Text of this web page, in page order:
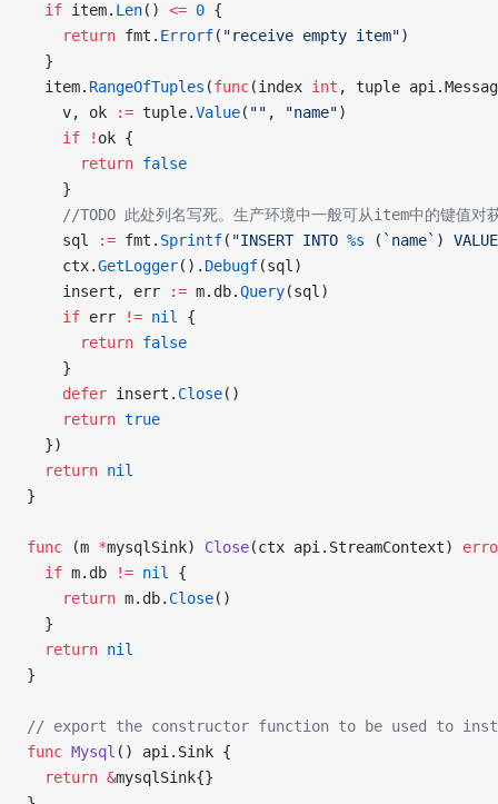
  if
item. Len() <= 0 {
    return
fmt. Errorf( "receive empty item")
  }
  item.
RangeOfTuples (func(index int , tuple
    v, ok
:= tuple.Value( "" , "name")
    if
! ok {
      return
false
    }
//TODO 此处列名写死。生产环境中一般可从item中的键值对
    sql
:= fmt. Sprintf( "INSERT INTO %s (`name`)
    ctx.
GetLogger(). Debugf(sql)
    insert, err
:= m.db.Query(sql)
    if
err != nil
{
      return
false
    }
    defer
insert. Close()
    return
true
  })
  return
nil
}
func (m *mysqlSink) Close(ctx api.StreamContext)
  if
m.db != nil
{
    return
m.db. Close()
  }
  return
nil
}
// export the constructor function to be used to
func Mysql () api.Sink {
  return
&mysqlSink{}